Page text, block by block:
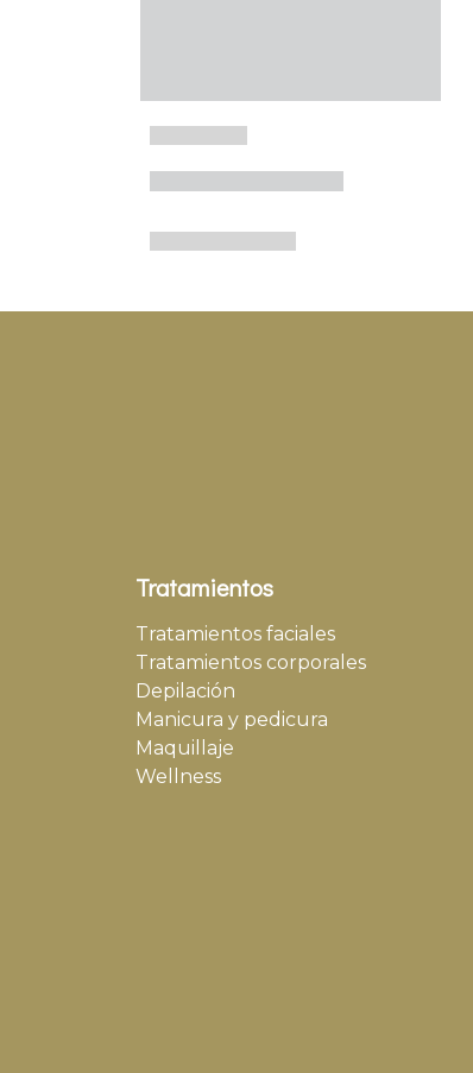
Tratamientos
Tratamientos faciales
Tratamientos corporales
Depilación
Manicura y pedicura
Maquillaje
Wellness